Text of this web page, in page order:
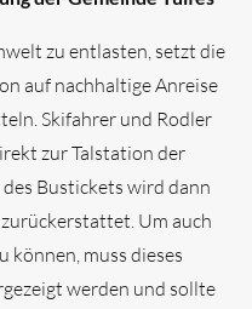
zu entlasten, setzt die
auf nachhaltige Anreise
Skifahrer und Rodler
zur Talstation der
Bustickets wird dann
Um auch
können, muss dieses
werden und sollte